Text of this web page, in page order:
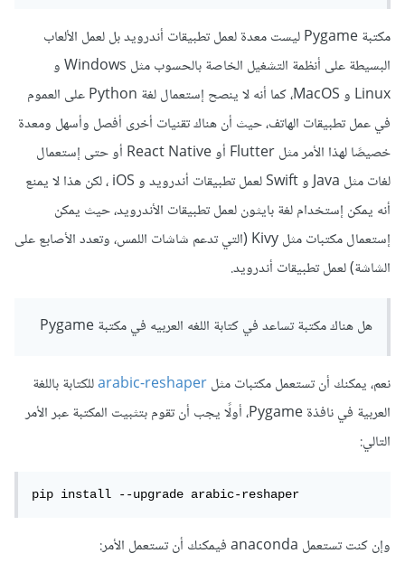
مكتبة Pygame ليست معدة لعمل تطبيقات أندرويد بل لعمل الألعاب
البسيطة على أنظمة التشغيل الخاصة بالحسوب مثل Windows و
Linux و MacOS، كما أنه لا ينصح إستعمال لغة Python على العموم
في عمل تطبيقات الهاتف، حيث أن هناك تقنيات أخرى أفصل وأسهل ومعدة
خصيصًا لهذا الأمر مثل Flutter أو React Native أو حتى إستعمال
لغات مثل Java و Swift لعمل تطبيقات أندرويد و iOS ، لكن هذا لا يمنع
أنه يمكن إستخدام لغة بايثون لعمل تطبيقات الأندرويد، حيث يمكن
إستعمال مكتبات مثل Kivy (التي تدعم شاشات اللمس، وتعدد الأصابع على
الشاشة) لعمل تطبيقات أندرويد.
هل هناك مكتبة تساعد في كتابة اللغه العربيه في مكتبة Pygame
نعم، يمكنك أن تستعمل مكتبات مثلarabic-reshaperللكتابة باللغة
العربية في نافذة Pygame، أولًا يجب أن تقوم بتثبيت المكتبة عبر الأمر
التالي:
pip install --upgrade arabic-reshaper
وإن كنت تستعمل anaconda فيمكنك أن تستعمل الأمر: